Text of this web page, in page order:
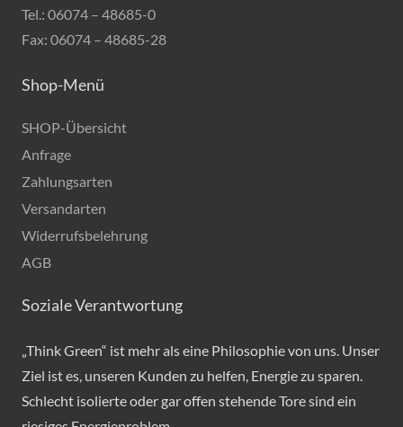
Tel.: 06074 – 48685-0
Fax: 06074 – 48685-28
Shop-Menü
SHOP-Übersicht
Anfrage
Zahlungsarten
Versandarten
Widerrufsbelehrung
AGB
Soziale Verantwortung
„Think Green“ ist mehr als eine Philosophie von uns. Unser
Ziel ist es, unseren Kunden zu helfen, Energie zu sparen.
Schlecht isolierte oder gar offen stehende Tore sind ein